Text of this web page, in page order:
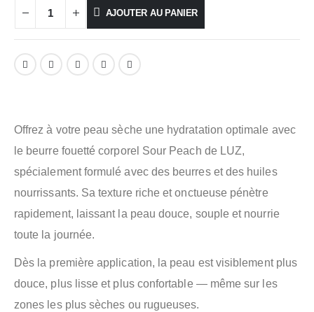
AJOUTER AU PANIER
Offrez à votre peau sèche une hydratation optimale avec
le beurre fouetté corporel Sour Peach de LUZ,
spécialement formulé avec des beurres et des huiles
nourrissants. Sa texture riche et onctueuse pénètre
rapidement, laissant la peau douce, souple et nourrie
toute la journée.
Dès la première application, la peau est visiblement plus
douce, plus lisse et plus confortable — même sur les
zones les plus sèches ou rugueuses.